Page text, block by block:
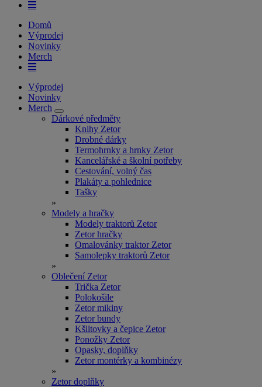
Domů
Výprodej
Novinky
Merch
Výprodej
Novinky
Merch
Dárkové předměty
Knihy Zetor
Drobné dárky
Termohrnky a hrnky Zetor
Kancelářské a školní potřeby
Cestování, volný čas
Plakáty a pohlednice
Tašky
»
Modely a hračky
Modely traktorů Zetor
Zetor hračky
Omalovánky traktor Zetor
Samolepky traktorů Zetor
»
Oblečení Zetor
Trička Zetor
Polokošile
Zetor mikiny
Zetor bundy
Kšiltovky a čepice Zetor
Ponožky Zetor
Opasky, doplňky
Zetor montérky a kombinézy
»
Zetor doplňky